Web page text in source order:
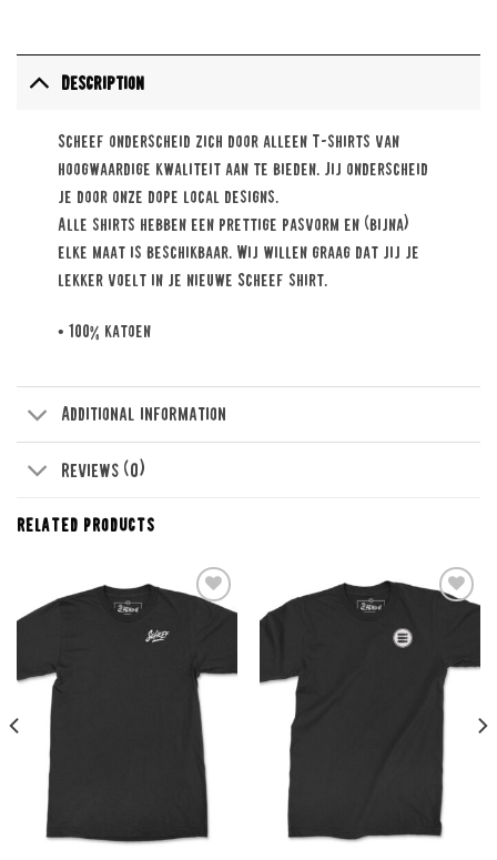
Description
Scheef onderscheid zich door alleen T-shirts van
hoogwaardige kwaliteit aan te bieden. Jij onderscheid
je door onze dope local designs.
Alle shirts hebben een prettige pasvorm en (bijna)
elke maat is beschikbaar. Wij willen graag dat jij je
lekker voelt in je nieuwe Scheef shirt.
• 100% katoen
Additional information
Reviews (0)
RELATED PRODUCTS